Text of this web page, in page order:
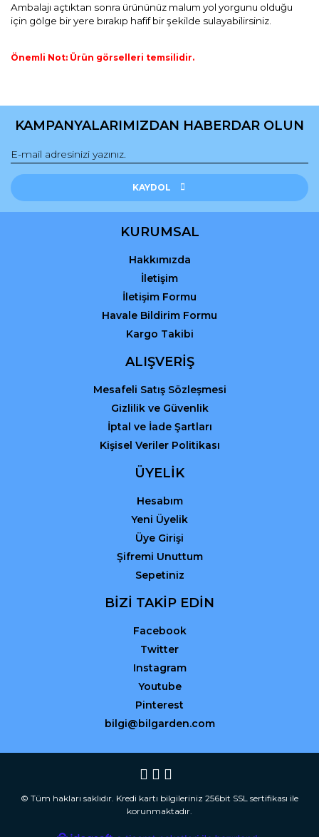
Ambalajı açtıktan sonra ürününüz malum yol yorgunu olduğu
için gölge bir yere bırakıp hafif bir şekilde sulayabilirsiniz.
Önemli Not: Ürün görselleri temsilidir.
konularda yetersiz gördüğünüz noktaları öneri formunu
Görüş ve önerileriniz için teşekkür ederiz.
Ürün resmi kalitesiz, bozuk veya görüntülenemiyor.
Ürün açıklamasında eksik bilgiler bulunuyor.
Ürün fiyatı diğer sitelerden daha pahalı.
Gönder
KAMPANYALARIMIZDAN HABERDAR OLUN
KAYDOL
KURUMSAL
Hakkımızda
İletişim
İletişim Formu
Havale Bildirim Formu
Kargo Takibi
ALIŞVERİŞ
Mesafeli Satış Sözleşmesi
Gizlilik ve Güvenlik
İptal ve İade Şartları
Kişisel Veriler Politikası
ÜYELİK
Hesabım
Yeni Üyelik
Üye Girişi
Şifremi Unuttum
Sepetiniz
BİZİ TAKİP EDİN
Facebook
Twitter
Instagram
Youtube
Pinterest
bilgi@bilgarden.com
© Tüm hakları saklıdır. Kredi kartı bilgileriniz 256bit SSL sertifikası ile
korunmaktadır.